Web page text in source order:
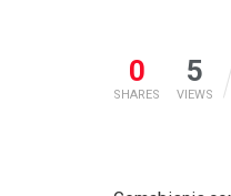
0
SHARES
5
VIEWS